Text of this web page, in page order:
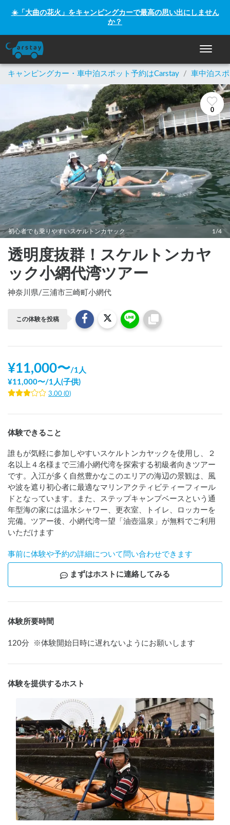
☀️「大曲の花火」をキャンピングカーで最高の思い出にしません
か？
ナビゲ
キャンピングカー・車中泊スポット予約はCarstay / 車中泊ス
0
初心者でも乗りやすいスケルトンカヤック 1/4
透明度抜群！スケルトンカヤ
ック小網代湾ツアー
神奈川県/三浦市三崎町小網代
この体験を投稿
¥11,000〜/1人
¥11,000〜/1人(子供)
3.00 (0)
体験できること
誰もが気軽に参加しやすいスケルトンカヤックを使用し、２
名以上４名様まで三浦小網代湾を探索する初級者向きツアー
です。入江が多く自然豊かなこのエリアの海辺の景観は、風
や波を遮り初心者に最適なマリンアクティビティーフィール
ドとなっています。また、ステップキャンプベースという通
年型海の家には温水シャワー、更衣室、トイレ、ロッカーを
完備。ツアー後、小網代湾一望「油壺温泉」が無料でご利用
いただけます
事前に体験や予約の詳細について問い合わせできます
まずはホストに連絡してみる
体験所要時間
120分 ※体験開始日時に遅れないようにお願いします
体験を提供するホスト